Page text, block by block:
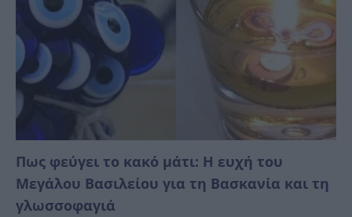
Πως φεύγει το κακό μάτι: Η ευχή του
Μεγάλου Βασιλείου για τη Βασκανία και τη
γλωσσοφαγιά